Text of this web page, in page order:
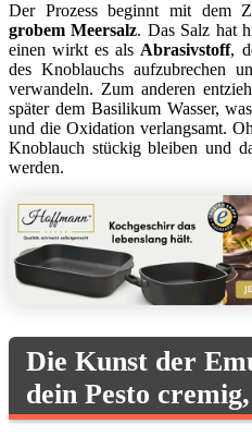
Der Prozess beginnt mit dem
grobem Meersalz. Das Salz hat
einen wirkt es als Abrasivstoff,
des Knoblauchs aufzubrechen
verwandeln. Zum anderen
später dem Basilikum Wasser,
und die Oxidation verlangsamt.
Knoblauch stückig bleiben und
werden.
Die Kunst der
dein Pesto